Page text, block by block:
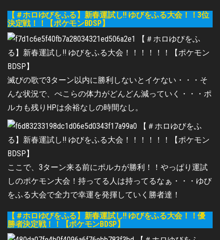
【＃ホロゆびをふる】新春運試し!! ゆびをふる大会！！3位
決定戦！！【ポケモンBDSP】
滅びの歌で3ターン以内に勝利しないとイケない・・・そ
んな状況で、ぺこらの体力がどんどん減っていく・・・ポ
ルカも残りHPは余裕なしの時間なし。
ここで、3ターン来る前にポルカが勝利！！やっぱり運試
しのポケモン大会！持ってる人は持ってるなぁ・・・ゆび
をふる大会で全力で幸運を発揮していく勝者達！
【＃ホロゆびをふる】新春運試し!! ゆびをふる大会！！優
勝者決定戦！！【ポケモンBDSP】